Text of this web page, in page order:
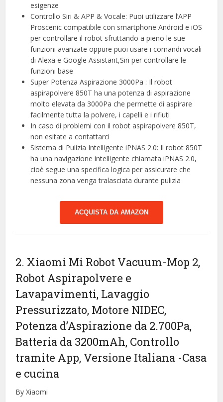
esigenze
Controllo Siri & APP & Vocale: Puoi utilizzare l’APP
Proscenic compatibile con smartphone Android e iOS
per controllare il robot sfruttando a pieno le sue
funzioni avanzate oppure puoi usare i comandi vocali
di Alexa e Google Assistant,Siri per controllare le
funzioni base
Super Potenza Aspirazione 3000Pa : Il robot
aspirapolvere 850T ha una potenza di aspirazione
molto elevata da 3000Pa che permette di aspirare
facilmente tutta la polvere, i capelli e i rifiuti
In caso di problemi con il robot aspirapolvere 850T,
non esitate a contattarci
Sistema di Pulizia Intelligente iPNAS 2.0: Il robot 850T
ha una navigazione intelligente chiamata iPNAS 2.0,
cioè segue una specifica logica per assicurare che
nessuna zona venga tralasciata durante pulizia
ACQUISTA DA AMAZON
2. Xiaomi Mi Robot Vacuum-Mop 2,
Robot Aspirapolvere e
Lavapavimenti, Lavaggio
Pressurizzato, Motore NIDEC,
Potenza d’Aspirazione da 2.700Pa,
Batteria da 3200mAh, Controllo
tramite App, Versione Italiana -Casa
e cucina
By Xiaomi